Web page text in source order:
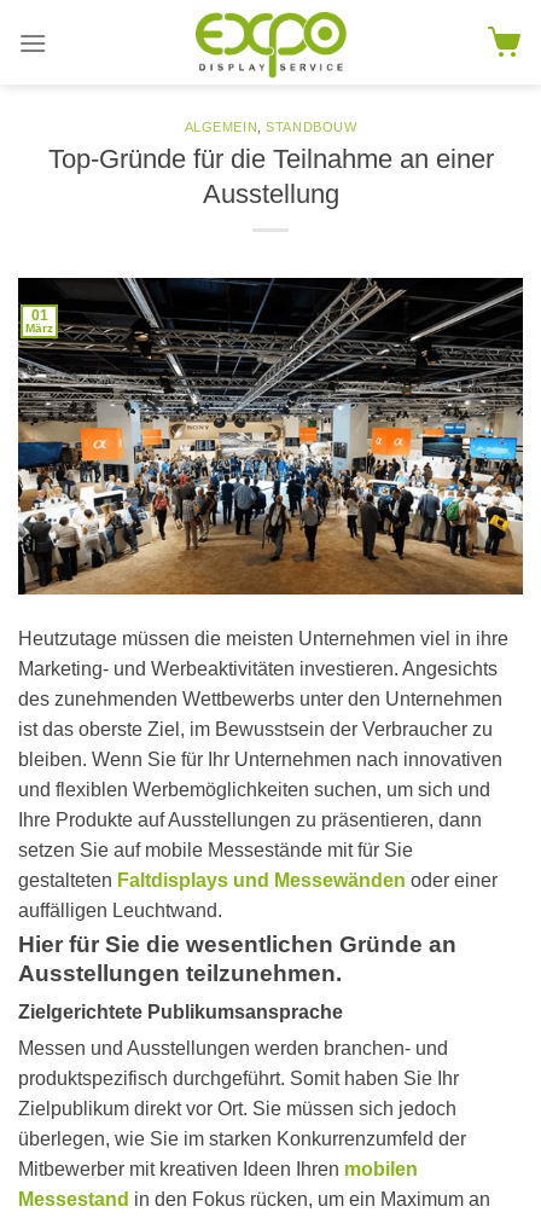
ALGEMEIN ,STANDBOUW
Top-Gründe für die Teilnahme an einer
Ausstellung
01
März
Heutzutage müssen die meisten Unternehmen viel in ihre
Marketing- und Werbeaktivitäten investieren. Angesichts
des zunehmenden Wettbewerbs unter den Unternehmen
ist das oberste Ziel, im Bewusstsein der Verbraucher zu
bleiben. Wenn Sie für Ihr Unternehmen nach innovativen
und flexiblen Werbemöglichkeiten suchen, um sich und
Ihre Produkte auf Ausstellungen zu präsentieren, dann
setzen Sie auf mobile Messestände mit für Sie
gestalteten Faltdisplays und Messewänden oder einer
auffälligen Leuchtwand.
Hier für Sie die wesentlichen Gründe an
Ausstellungen teilzunehmen.
Zielgerichtete Publikumsansprache
Messen und Ausstellungen werden branchen- und
produktspezifisch durchgeführt. Somit haben Sie Ihr
Zielpublikum direkt vor Ort. Sie müssen sich jedoch
überlegen, wie Sie im starken Konkurrenzumfeld der
Mitbewerber mit kreativen Ideen Ihren mobilen
Messestand in den Fokus rücken, um ein Maximum an